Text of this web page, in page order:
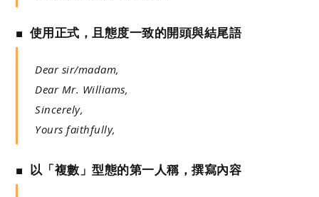
■ 使用正式，且態度一致的開頭與結尾語
Dear sir/madam,
Dear Mr. Williams,
Sincerely,
Yours faithfully,
■ 以「複數」型態的第一人稱，撰寫內容